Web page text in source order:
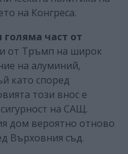
на Конгреса.
голяма част от
от Тръмп на широк
на алуминий,
като според
този внос е
на САЩ.
дом вероятно отново
Върховния съд.